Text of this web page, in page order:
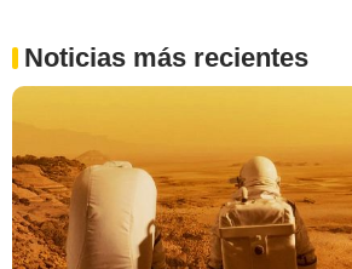
Noticias más recientes